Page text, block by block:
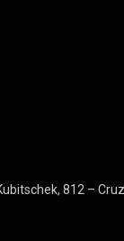
812 –